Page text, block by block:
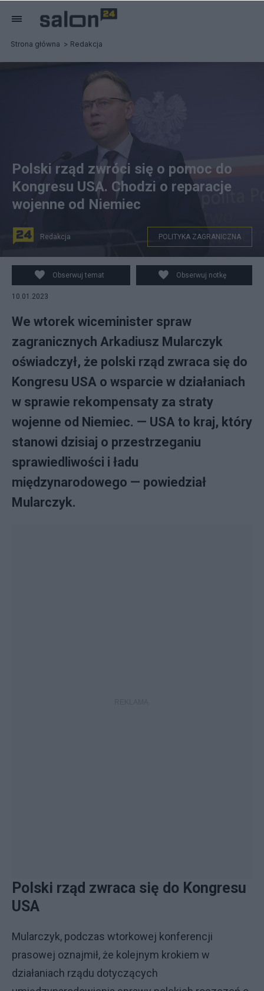
Strona główna Redakcja
Arkadiusz Mularczyk podczas wtorkowej konferencji
prasowej. (fot. PAP)
Polski rząd zwróci się o pomoc do
Kongresu USA. Chodzi o reparacje
wojenne od Niemiec
Redakcja POLITYKA ZAGRANICZNA
Obserwuj temat Obserwuj notkę
10.01.2023
We wtorek wiceminister spraw
zagranicznych Arkadiusz Mularczyk
oświadczył, że polski rząd zwraca się do
Kongresu USA o wsparcie w działaniach
w sprawie rekompensaty za straty
wojenne od Niemiec. — USA to kraj, który
stanowi dzisiaj o przestrzeganiu
sprawiedliwości i ładu
międzynarodowego — powiedział
Mularczyk.
Polski rząd zwraca się do Kongresu
USA
Mularczyk, podczas wtorkowej konferencji
prasowej oznajmił, że kolejnym krokiem w
działaniach rządu dotyczących